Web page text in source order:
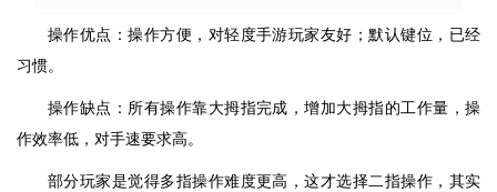
操作优点：操作方便，对轻度手游玩家友好；默认键位，已经
习惯。
操作缺点：所有操作靠大拇指完成，增加大拇指的工作量，操
作效率低，对手速要求高。
部分玩家是觉得多指操作难度更高，这才选择二指操作，其实